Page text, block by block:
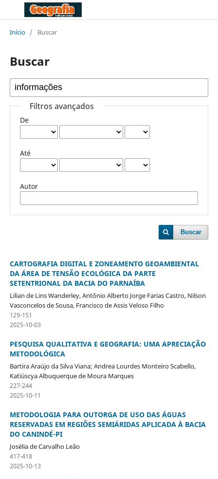
Início / Buscar
Buscar
Filtros avançados
De
Até
Autor
Buscar
CARTOGRAFIA DIGITAL E ZONEAMENTO GEOAMBIENTAL
DA ÁREA DE TENSÃO ECOLÓGICA DA PARTE
SETENTRIONAL DA BACIA DO PARNAÍBA
Lilian de Lins Wanderley, Antônio Alberto Jorge Farias Castro, Nilson
Vasconcelos de Sousa, Francisco de Assis Veloso Filho
129-151
2025-10-03
PESQUISA QUALITATIVA E GEOGRAFIA: UMA APRECIAÇÃO
METODOLÓGICA
Bartira Araújo da Silva Viana; Andrea Lourdes Monteiro Scabello,
Katiúscya Albuquerque de Moura Marques
227-244
2025-10-11
METODOLOGIA PARA OUTORGA DE USO DAS ÁGUAS
RESERVADAS EM REGIÕES SEMIÁRIDAS APLICADA À BACIA
DO CANINDÉ-PI
Josélia de Carvalho Leão
417-418
2025-10-13